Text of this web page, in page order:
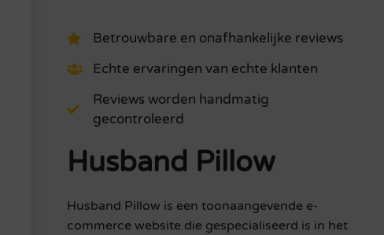
Betrouwbare en onafhankelijke reviews
Echte ervaringen van echte klanten
Reviews worden handmatig
gecontroleerd
Husband Pillow
Husband Pillow is een toonaangevende e-
commerce website die gespecialiseerd is in het